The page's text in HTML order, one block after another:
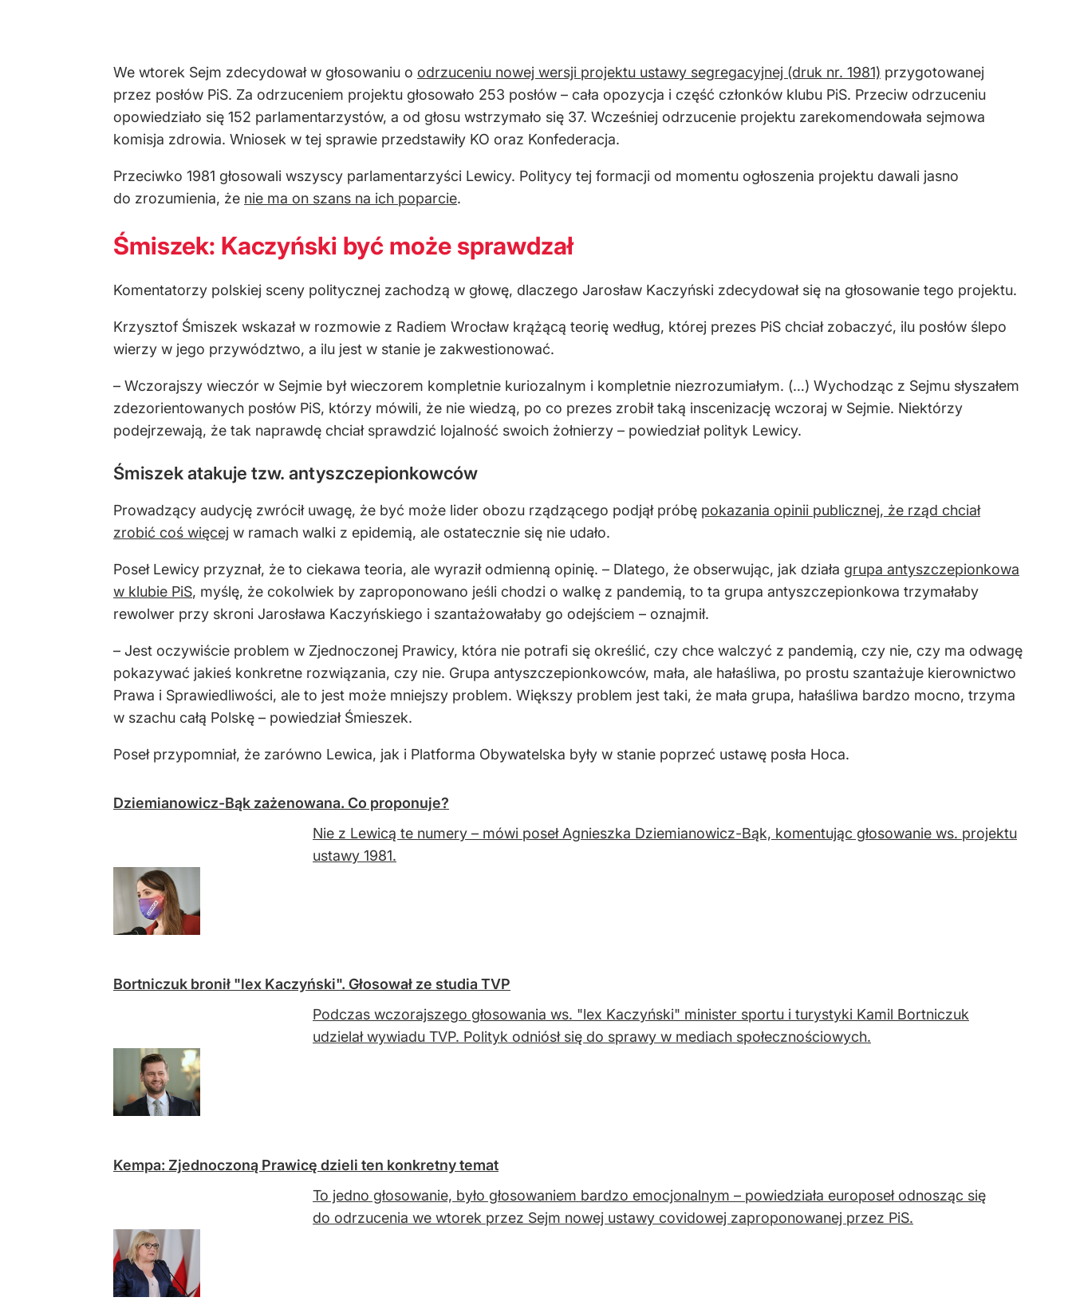
We wtorek Sejm zdecydował w głosowaniu o odrzuceniu nowej wersji projektu ustawy segregacyjnej (druk nr. 1981) przygotowanej
przez posłów PiS. Za odrzuceniem projektu głosowało 253 posłów – cała opozycja i część członków klubu PiS. Przeciw odrzuceniu
opowiedziało się 152 parlamentarzystów, a od głosu wstrzymało się 37. Wcześniej odrzucenie projektu zarekomendowała sejmowa
komisja zdrowia. Wniosek w tej sprawie przedstawiły KO oraz Konfederacja.
Przeciwko 1981 głosowali wszyscy parlamentarzyści Lewicy. Politycy tej formacji od momentu ogłoszenia projektu dawali jasno
do zrozumienia, że nie ma on szans na ich poparcie.
Śmiszek: Kaczyński być może sprawdzał
Komentatorzy polskiej sceny politycznej zachodzą w głowę, dlaczego Jarosław Kaczyński zdecydował się na głosowanie tego projektu.
Krzysztof Śmiszek wskazał w rozmowie z Radiem Wrocław krążącą teorię według, której prezes PiS chciał zobaczyć, ilu posłów ślepo
wierzy w jego przywództwo, a ilu jest w stanie je zakwestionować.
– Wczorajszy wieczór w Sejmie był wieczorem kompletnie kuriozalnym i kompletnie niezrozumiałym. (…) Wychodząc z Sejmu słyszałem
zdezorientowanych posłów PiS, którzy mówili, że nie wiedzą, po co prezes zrobił taką inscenizację wczoraj w Sejmie. Niektórzy
podejrzewają, że tak naprawdę chciał sprawdzić lojalność swoich żołnierzy – powiedział polityk Lewicy.
Śmiszek atakuje tzw. antyszczepionkowców
Prowadzący audycję zwrócił uwagę, że być może lider obozu rządzącego podjął próbę pokazania opinii publicznej, że rząd chciał
zrobić coś więcej w ramach walki z epidemią, ale ostatecznie się nie udało.
Poseł Lewicy przyznał, że to ciekawa teoria, ale wyraził odmienną opinię. – Dlatego, że obserwując, jak działa grupa antyszczepionkowa
w klubie PiS, myślę, że cokolwiek by zaproponowano jeśli chodzi o walkę z pandemią, to ta grupa antyszczepionkowa trzymałaby
rewolwer przy skroni Jarosława Kaczyńskiego i szantażowałaby go odejściem – oznajmił.
– Jest oczywiście problem w Zjednoczonej Prawicy, która nie potrafi się określić, czy chce walczyć z pandemią, czy nie, czy ma odwagę
pokazywać jakieś konkretne rozwiązania, czy nie. Grupa antyszczepionkowców, mała, ale hałaśliwa, po prostu szantażuje kierownictwo
Prawa i Sprawiedliwości, ale to jest może mniejszy problem. Większy problem jest taki, że mała grupa, hałaśliwa bardzo mocno, trzyma
w szachu całą Polskę – powiedział Śmieszek.
Poseł przypomniał, że zarówno Lewica, jak i Platforma Obywatelska były w stanie poprzeć ustawę posła Hoca.
Dziemianowicz-Bąk zażenowana. Co proponuje?
Nie z Lewicą te numery – mówi poseł Agnieszka Dziemianowicz-Bąk, komentując głosowanie ws. projektu
ustawy 1981.
Bortniczuk bronił "lex Kaczyński". Głosował ze studia TVP
Podczas wczorajszego głosowania ws. "lex Kaczyński" minister sportu i turystyki Kamil Bortniczuk
udzielał wywiadu TVP. Polityk odniósł się do sprawy w mediach społecznościowych.
Kempa: Zjednoczoną Prawicę dzieli ten konkretny temat
To jedno głosowanie, było głosowaniem bardzo emocjonalnym – powiedziała europoseł odnosząc się
do odrzucenia we wtorek przez Sejm nowej ustawy covidowej zaproponowanej przez PiS.